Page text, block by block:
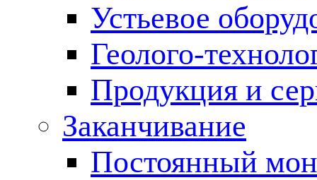
Устьевое
Геолого-
Продукция и
Заканчивание
Постоянный